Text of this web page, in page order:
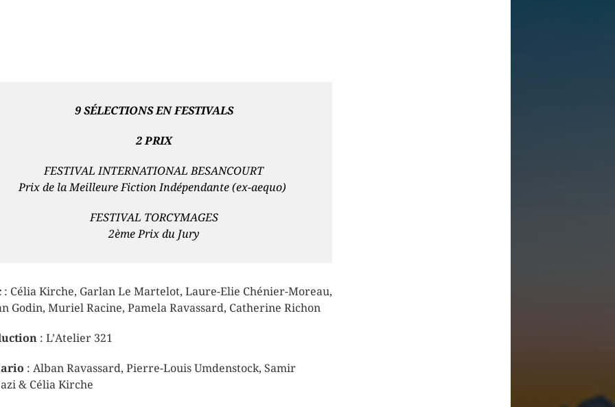
9 SÉLECTIONS EN FESTIVALS
2 PRIX
FESTIVAL INTERNATIONAL BESANCOURT
Prix de la Meilleure Fiction Indépendante (ex-aequo)
FESTIVAL TORCYMAGES
2ème Prix du Jury
: Célia Kirche, Garlan Le Martelot, Laure-Elie Chénier-Moreau,
Godin, Muriel Racine, Pamela Ravassard, Catherine Richon
: L’Atelier 321
: Alban Ravassard, Pierre-Louis Umdenstock, Samir
& Célia Kirche